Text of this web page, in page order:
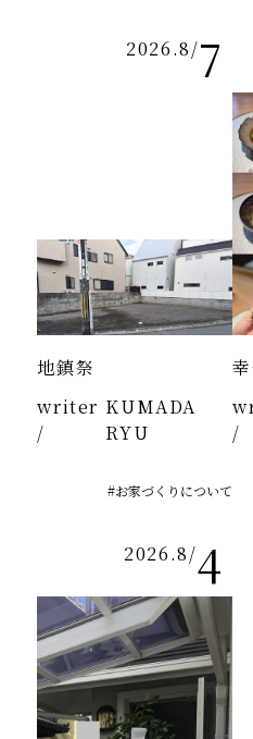
2026.8/7
地鎮祭
writer
/
KUMADA
RYU
/
2026.8/4
#お家づくりについて